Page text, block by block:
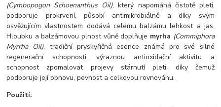
(Cymbopogon Schoenanthus Oil), který napomáhá čistotě pleti,
podporuje prokrvení, působí antimikrobiálně a díky svým
osvěžujícím vlastnostem dodává celému balzámu lehkost a jas.
Hloubku a balzámovou plnost vůně doplňuje myrha (Commiphora
Myrrha Oil), tradiční pryskyřičná esence známá pro své silné
regenerační schopnosti, výraznou antioxidační aktivitu a
schopnost zpomalovat projevy stárnutí pleti, díky čemuž
podporuje její obnovu, pevnost a celkovou rovnováhu.
Použití: